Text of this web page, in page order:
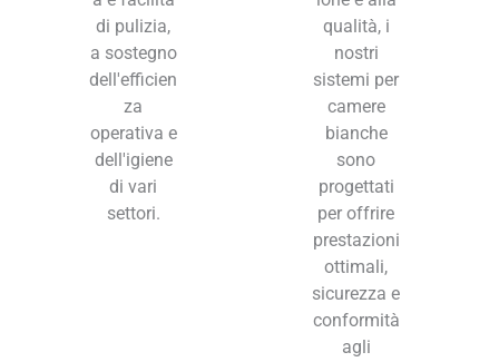
di pulizia,
a sostegno
dell'efficien
za
operativa e
dell'igiene
di vari
settori.
qualità, i
nostri
sistemi per
camere
bianche
sono
progettati
per offrire
prestazioni
ottimali,
sicurezza e
conformità
agli